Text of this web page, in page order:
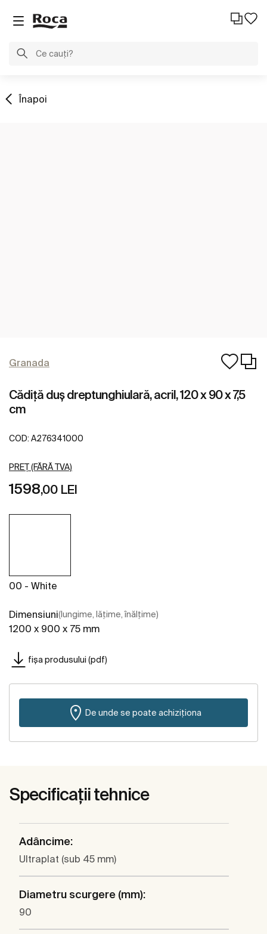
Înapoi
Granada
Cădiță duș dreptunghiulară, acril, 120 x 90 x 7,5
cm
COD: A276341000
PREȚ (FĂRĂ TVA)
1598,00 LEI
00 - White
Dimensiuni(lungime, lățime, înălțime)
1200 x 900 x 75 mm
fișa produsului (pdf)
De unde se poate achiziționa
Specificații tehnice
Adâncime:
Ultraplat (sub 45 mm)
Diametru scurgere (mm):
90